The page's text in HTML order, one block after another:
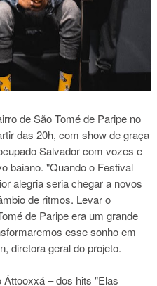
de São Tomé de Paripe no
das 20h, com show de graça
Salvador com vozes e
baiano. "Quando o Festival
alegria seria chegar a novos
de ritmos. Levar o
de Paripe era um grande
esse sonho em
diretora geral do projeto.
– dos hits "Elas